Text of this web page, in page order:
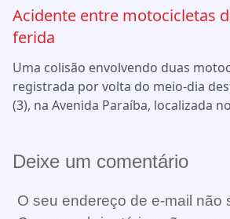
Acidente entre motocicletas
ferida
Uma colisão envolvendo duas
registrada por volta do meio-dia
(3), na Avenida Paraíba, localizada
Deixe um comentário
O seu endereço de e-mail não